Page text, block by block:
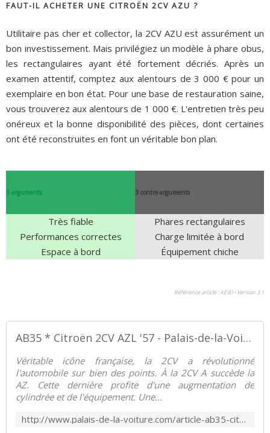
FAUT-IL ACHETER UNE CITROËN 2CV AZU ?
Utilitaire pas cher et collector, la 2CV AZU est assurément un
bon investissement. Mais privilégiez un modèle à phare obus,
les rectangulaires ayant été fortement décriés. Après un
examen attentif, comptez aux alentours de 3 000 € pour un
exemplaire en bon état. Pour une base de restauration saine,
vous trouverez aux alentours de 1 000 €. L'entretien très peu
onéreux et la bonne disponibilité des pièces, dont certaines
ont été reconstruites en font un véritable bon plan.
3 arguments 3 contre-arguments
Très fiable
Performances correctes
Espace à bord
Phares rectangulaires
Charge limitée à bord
Équipement chiche
Référence article : AE90 • Version 3.1
AB35 * Citroën 2CV AZL '57 - Palais-de-la-Voiture.com
Véritable icône française, la 2CV a révolutionné
l'automobile sur bien des points. À la 2CV A succède la
AZ. Cette dernière profite d'une augmentation de
cylindrée et de l'équipement. Une...
http://www.palais-de-la-voiture.com/article-ab35-citroen-2cv-azl-1957-112719843.html